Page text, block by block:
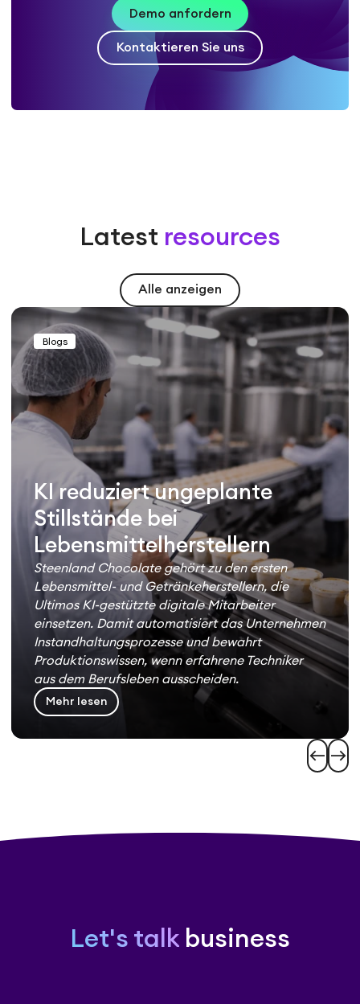
Demo anfordern
Kontaktieren Sie uns
Latest resources
Alle anzeigen
Blogs
KI reduziert ungeplante
Stillstände bei
Lebensmittelherstellern
Steenland Chocolate gehört zu den ersten
Lebensmittel- und Getränkeherstellern, die
Ultimos KI-gestützte digitale Mitarbeiter
einsetzen. Damit automatisiert das Unternehmen
Instandhaltungsprozesse und bewahrt
Produktionswissen, wenn erfahrene Techniker
aus dem Berufsleben ausscheiden.
Mehr lesen
westeast
Let's talk business